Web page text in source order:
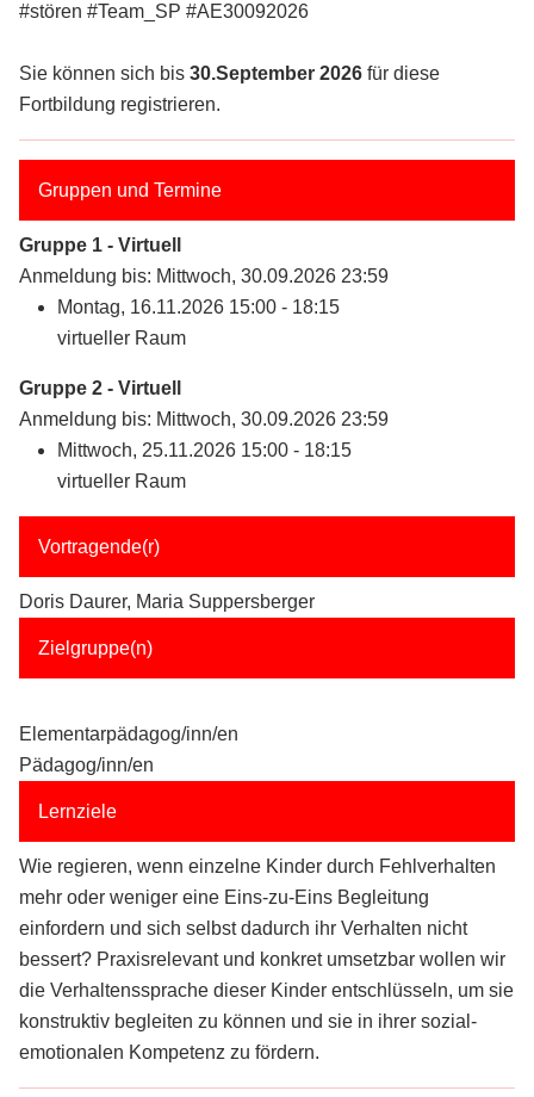
#stören #Team_SP #AE30092026
Sie können sich bis 30.September 2026 für diese
Fortbildung registrieren.
Gruppen und Termine
Gruppe 1 - Virtuell
Anmeldung bis: Mittwoch, 30.09.2026 23:59
Montag, 16.11.2026 15:00 - 18:15
virtueller Raum
Gruppe 2 - Virtuell
Anmeldung bis: Mittwoch, 30.09.2026 23:59
Mittwoch, 25.11.2026 15:00 - 18:15
virtueller Raum
Vortragende(r)
Doris Daurer, Maria Suppersberger
Zielgruppe(n)
Elementarpädagog/inn/en
Pädagog/inn/en
Lernziele
Wie regieren, wenn einzelne Kinder durch Fehlverhalten
mehr oder weniger eine Eins-zu-Eins Begleitung
einfordern und sich selbst dadurch ihr Verhalten nicht
bessert? Praxisrelevant und konkret umsetzbar wollen wir
die Verhaltenssprache dieser Kinder entschlüsseln, um sie
konstruktiv begleiten zu können und sie in ihrer sozial-
emotionalen Kompetenz zu fördern.